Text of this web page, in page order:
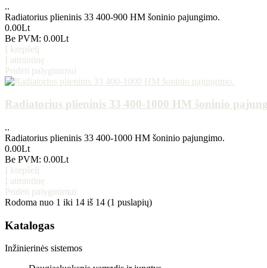
..
Radiatorius plieninis 33 400-900 HM šoninio pajungimo.
0.00Lt
Be PVM: 0.00Lt
Į krepšelį
Į atmintinę
Pridėti palyginimui
Radiatorius plieninis 33 400-1000 HM šoninio
..
Radiatorius plieninis 33 400-1000 HM šoninio pajungimo.
0.00Lt
Be PVM: 0.00Lt
Į krepšelį
Į atmintinę
Pridėti palyginimui
Rodoma nuo 1 iki 14 iš 14 (1 puslapių)
Katalogas
Inžinierinės sistemos